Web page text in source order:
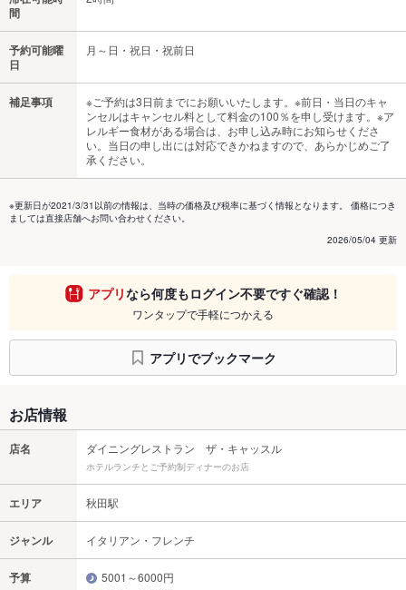
間
予約可能曜
日
月～日・祝日・祝前日
補足事項
※ご予約は3日前までにお願いいたします。※前日・当日のキャ
ンセルはキャンセル料として料金の100％を申し受けます。※ア
レルギー食材がある場合は、お申し込み時にお知らせくださ
い。当日の申し出には対応できかねますので、あらかじめご了
承ください。
※更新日が2021/3/31以前の情報は、当時の価格及び税率に基づく情報となります。 価格につき
ましては直接店舗へお問い合わせください。
2026/05/04 更新
アプリなら何度もログイン不要ですぐ確認！
ワンタップで手軽につかえる
アプリでブックマーク
お店情報
店名 ダイニングレストラン ザ・キャッスル
ホテルランチとご予約制ディナーのお店
エリア 秋田駅
ジャンル イタリアン・フレンチ
予算
5001～6000円